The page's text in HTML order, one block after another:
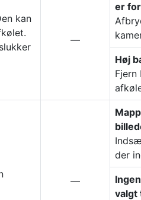
kan
—
er
Høj
—
der
valgt